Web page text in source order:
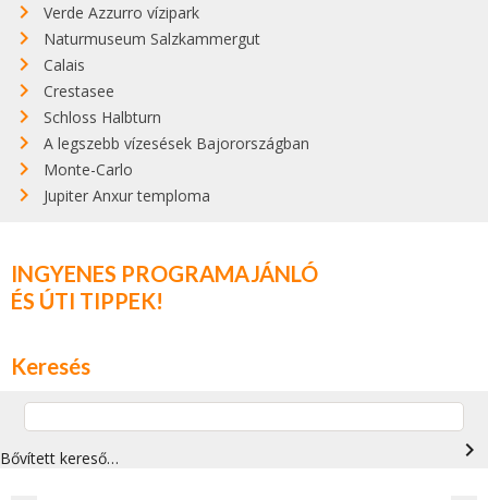
Verde Azzurro vízipark
Naturmuseum Salzkammergut
Calais
Crestasee
Schloss Halbturn
A legszebb vízesések Bajorországban
Monte-Carlo
Jupiter Anxur temploma
INGYENES PROGRAMAJÁNLÓ
ÉS ÚTI TIPPEK!
Keresés
Bővített kereső… navigate_next